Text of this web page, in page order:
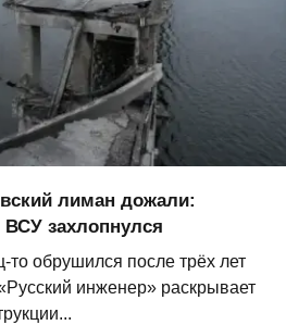
лиман дожали:
захлопнулся
то обрушился после трёх лет
инженер» раскрывает